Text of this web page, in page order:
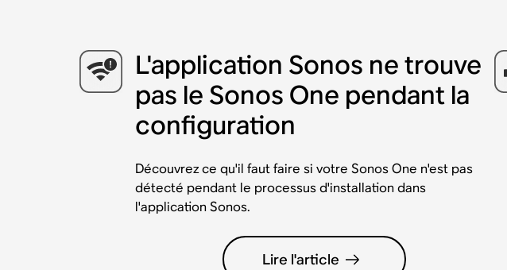
L'application Sonos ne trouve
pas le Sonos One pendant la
configuration
Découvrez ce qu'il faut faire si votre Sonos One n'est pas
détecté pendant le processus d'installation dans
l'application Sonos.
Lire l'article